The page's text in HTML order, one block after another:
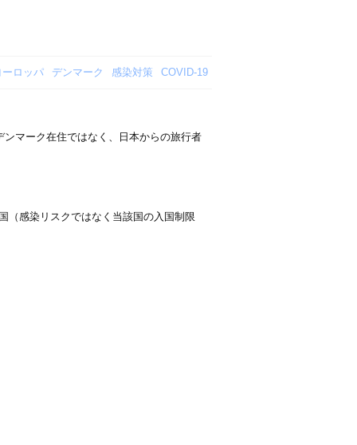
ーロッパ デンマーク 感染対策 COVID-19
マーク在住ではなく、日本からの旅行者
（感染リスクではなく当該国の入国制限